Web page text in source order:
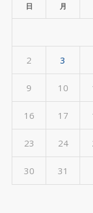
イ
日 月
2 3
9 10
16 17
23 24
30 31